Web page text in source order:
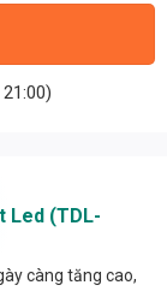
Led (TDL-
càng tăng cao,